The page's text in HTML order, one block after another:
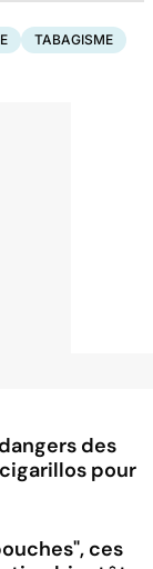
TABAGISME
des
pour
ces